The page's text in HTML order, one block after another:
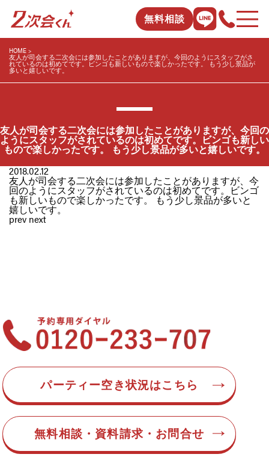
無料相談
HOME
友人が司会する二次会には参加したことがありますが、今回のようにスタッフがさ
れているのは初めてです。ビンゴも新しいもので楽しかったです。 もう少し景品が
多いと嬉しいです。
友人が司会する二次会には参加したことがありますが、今回の
ようにスタッフがされているのは初めてです。ビンゴも新しい
もので楽しかったです。 もう少し景品が多いと嬉しいです。
2018.02.12
友人が司会する二次会には参加したことがありますが、今
回のようにスタッフがされているのは初めてです。ビンゴ
も新しいもので楽しかったです。 もう少し景品が多いと
嬉しいです。
prev next
パーティー空き状況はこちら
無料相談・資料請求・お問合せ